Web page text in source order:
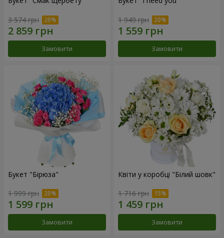
3 574 грн
Замовити
1 949 грн
Замовити
Букет "Бірюза"
1 999 грн
Замовити
Квіти у коробці "Білий шовк"
1 716 грн
Замовити